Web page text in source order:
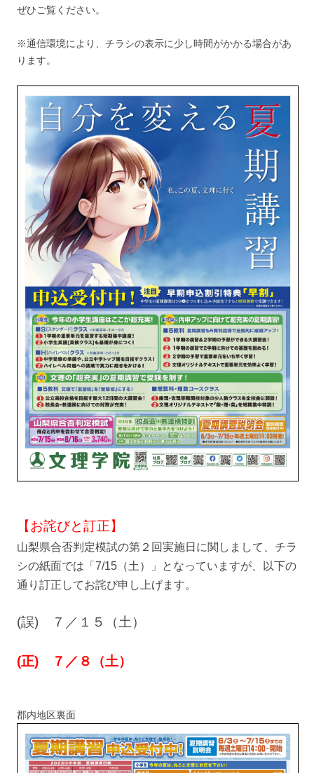
ぜひご覧ください。
※通信環境により、チラシの表示に少し時間がかかる場合があ
ります。
【お詫びと訂正】
山梨県合否判定模試の第２回実施日に関しまして、チラ
シの紙面では「7/15（土）」となっていますが、以下の
通り訂正してお詫び申し上げます。
(誤) ７／１５（土）
(正) ７／８（土）
郡内地区裏面